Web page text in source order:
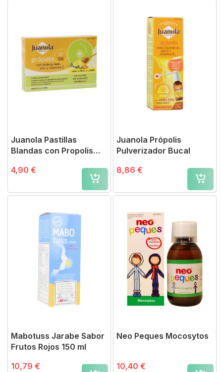
Juanola Pastillas
Blandas con Propolis
4,90 €
Juanola Própolis
Pulverizador Bucal
8,86 €
Mabotuss Jarabe Sabor
Frutos Rojos 150 ml
10,79 €
Neo Peques Mocosytos
10,40 €